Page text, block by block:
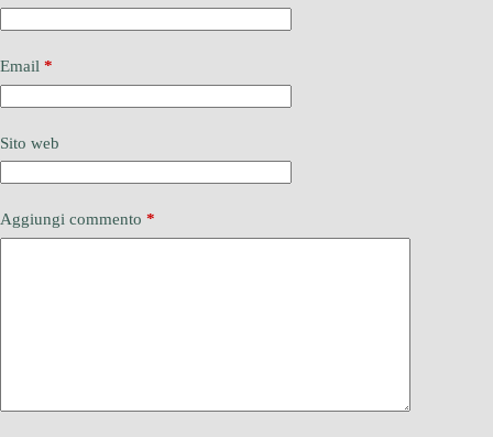
Email *
Sito web
Aggiungi commento *